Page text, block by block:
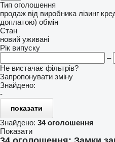
Тип оголошення
продаж від виробника лізинг
доплатою) обмін
Стан
новий уживані
Рік випуску
–
Не вистачає фільтрів?
Запропонувати зміну
Знайдено:
-
показати
Знайдено: 34 оголошення
Показати